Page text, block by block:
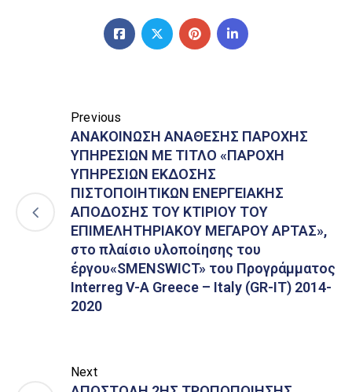
Previous
ΑΝΑΚΟΙΝΩΣΗ ΑΝΑΘΕΣΗΣ ΠΑΡΟΧΗΣ
ΥΠΗΡΕΣΙΩΝ ΜΕ ΤΙΤΛΟ «ΠΑΡΟΧΗ
ΥΠΗΡΕΣΙΩΝ ΕΚΔΟΣΗΣ
ΠΙΣΤΟΠΟΙΗΤΙΚΩΝ ΕΝΕΡΓΕΙΑΚΗΣ
ΑΠΟΔΟΣΗΣ ΤΟΥ ΚΤΙΡΙΟΥ ΤΟΥ
ΕΠΙΜΕΛΗΤΗΡΙΑΚΟΥ ΜΕΓΑΡΟΥ ΑΡΤΑΣ»,
στο πλαίσιο υλοποίησης του
έργου«SMENSWICT» του Προγράμματος
Interreg V-A Greece – Italy (GR-IT) 2014-
2020
Next